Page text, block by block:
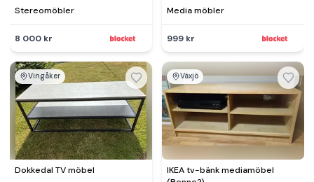
Stereomöbler
8 000 kr
Media möbler
999 kr
Vingåker
Dokkedal TV möbel
Växjö
IKEA tv-bänk mediamöbel